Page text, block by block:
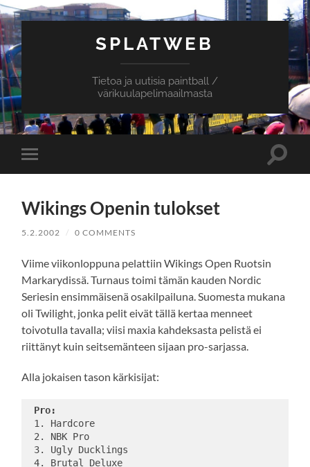
SPLATWEB
Tietoa ja uutisia paintball /
värikuulapelimaailmasta
Toggle
mobile
Toggle
Wikings Openin tulokset
5.2.2002 / 0 COMMENTS
Viime viikonloppuna pelattiin Wikings Open Ruotsin
Markarydissä. Turnaus toimi tämän kauden Nordic
Seriesin ensimmäisenä osakilpailuna. Suomesta mukana
oli Twilight, jonka pelit eivät tällä kertaa menneet
toivotulla tavalla; viisi maxia kahdeksasta pelistä ei
riittänyt kuin seitsemänteen sijaan pro-sarjassa.
Alla jokaisen tason kärkisijat:
Pro: